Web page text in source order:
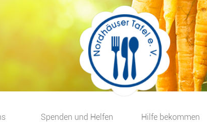
Spenden und Helfen Hilfe bekommen